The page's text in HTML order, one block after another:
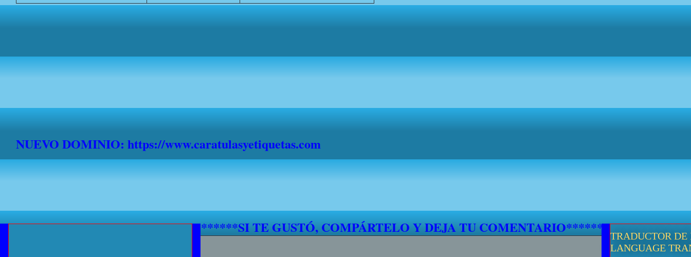
NUEVO DOMINIO: https://www.caratulasyetiquetas.com
***********AVISO A NAVEGANTES" DESDE EL 1 DE JULIO HASTA EL 15 DE SEPTIEMBRE NO SE ATENDERAN
************************************SI TE GUSTÓ, COMPÁRTELO Y DEJA TU
TRADUCTOR
LANGUAGE